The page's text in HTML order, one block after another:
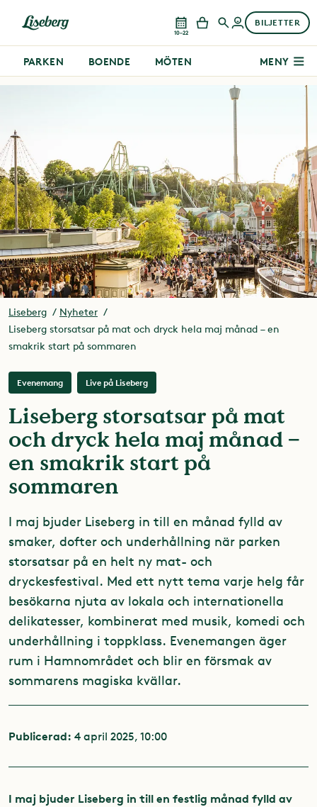
10–22
BILJETTER
PARKEN BOENDE MÖTEN MENY
Liseberg
Nyheter
Liseberg storsatsar på mat och dryck hela maj månad – en
smakrik start på sommaren
Evenemang Live på Liseberg
Liseberg storsatsar på mat
och dryck hela maj månad –
en smakrik start på
sommaren
I maj bjuder Liseberg in till en månad fylld av
smaker, dofter och underhållning när parken
storsatsar på en helt ny mat- och
dryckesfestival. Med ett nytt tema varje helg får
besökarna njuta av lokala och internationella
delikatesser, kombinerat med musik, komedi och
underhållning i toppklass. Evenemangen äger
rum i Hamnområdet och blir en försmak av
sommarens magiska kvällar.
Publicerad: 4 april 2025, 10:00
I maj bjuder Liseberg in till en festlig månad fylld av